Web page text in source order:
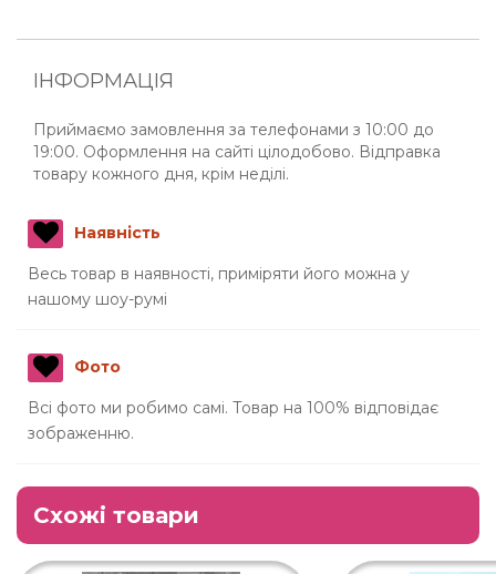
ІНФОРМАЦІЯ
Приймаємо замовлення за телефонами з 10:00 до
19:00. Оформлення на сайті цілодобово. Відправка
товару кожного дня, крім неділі.
Наявність
Весь товар в наявності, приміряти його можна у
нашому шоу-румі
Фото
Всі фото ми робимо самі. Товар на 100% відповідає
зображенню.
Схожі товари